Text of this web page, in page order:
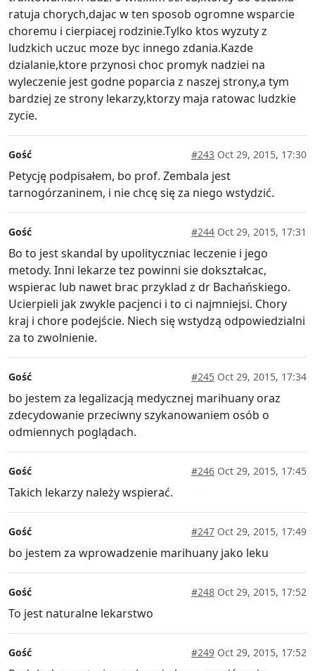
ratuja chorych,dajac w ten sposob ogromne wsparcie
choremu i cierpiacej rodzinie.Tylko ktos wyzuty z
ludzkich uczuc moze byc innego zdania.Kazde
dzialanie,ktore przynosi choc promyk nadziei na
wyleczenie jest godne poparcia z naszej strony,a tym
bardziej ze strony lekarzy,ktorzy maja ratowac ludzkie
zycie.
Gość #243 Oct 29, 2015, 17:30
Petycję podpisałem, bo prof. Zembala jest
tarnogórzaninem, i nie chcę się za niego wstydzić.
Gość #244 Oct 29, 2015, 17:31
Bo to jest skandal by upolityczniac leczenie i jego
metody. Inni lekarze tez powinni sie dokształcac,
wspierac lub nawet brac przyklad z dr Bachańskiego.
Ucierpieli jak zwykle pacjenci i to ci najmniejsi. Chory
kraj i chore podejście. Niech się wstydzą odpowiedzialni
za to zwolnienie.
Gość #245 Oct 29, 2015, 17:34
bo jestem za legalizacją medycznej marihuany oraz
zdecydowanie przeciwny szykanowaniem osób o
odmiennych poglądach.
Gość #246 Oct 29, 2015, 17:45
Takich lekarzy należy wspierać.
Gość #247 Oct 29, 2015, 17:49
bo jestem za wprowadzenie marihuany jako leku
Gość #248 Oct 29, 2015, 17:52
To jest naturalne lekarstwo
Gość #249 Oct 29, 2015, 17:52